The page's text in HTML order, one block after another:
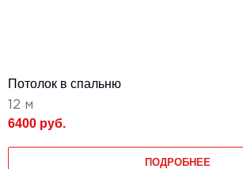
Потолок в спальню
12 м
6400 руб.
ПОДРОБНЕЕ